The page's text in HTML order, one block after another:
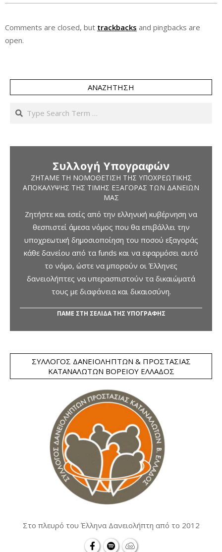
Comments are closed, but trackbacks and pingbacks are
open.
ΑΝΑΖΉΤΗΣΗ
Search
Συλλογή Υπογραφών
ΖΗΤΆΜΕ ΤΗ ΝΟΜΟΘΈΤΙΣΗ ΤΗΣ ΥΠΟΧΡΕΩΤΙΚΉΣ
ΑΠΟΚΆΛΥΨΗΣ ΤΗΣ ΤΙΜΉΣ ΕΞΑΓΟΡΆΣ ΤΩΝ ΔΑΝΕΊΩΝ
ΜΑΣ
Ζητήστε και εσείς από την ελληνική κυβέρνηση να
θεσπιστεί άμεσα νόμος που θα επιβάλλει την
υποχρεωτική δημοσιοποίηση του ποσού εξαγοράς
κάθε δανείου από τα funds και να εφαρμόσει αυτό
το νόμο, ώστε να μπορούν οι Έλληνες
δανειολήπτες να υπερασπιστούν τα δικαιώματά
τους με διαφάνεια και δικαιοσύνη.
ΠΑΜΕ ΣΤΗ ΣΕΛΙΔΑ ΤΗΣ ΥΠΟΓΡΑΦΗΣ
ΣΎΛΛΟΓΟΣ ΔΑΝΕΙΟΛΗΠΤΏΝ & ΠΡΟΣΤΑΣΊΑΣ
ΚΑΤΑΝΑΛΩΤΏΝ ΒΟΡΕΊΟΥ ΕΛΛΆΔΟΣ
Στο πλευρό του Έλληνα Δανειολήπτη από το 2012